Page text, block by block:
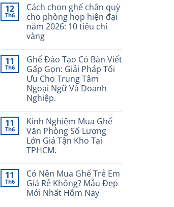
bình
luận
ở
Ghế
công
thái
người
mới:
Đừng
mua
theo
cảm
tính
muốn
“tiền
mất
tật
mang
12
Th6
Cách chọn ghế chân quỳ
cho phòng họp hiện đại
năm 2026: 10 tiêu chí
vàng
bình
luận
ở
Cách
chọn
ghế
chân
quỳ
phòng
họp
hiện
đại
năm
2026:
chí
vàng
11
Th6
Ghế Đào Tạo Có Bàn Viết
Gấp Gọn: Giải Pháp Tối
Ưu Cho Trung Tâm
Ngoại Ngữ Và Doanh
Nghiệp.
bình
luận
ở
Ghế
Đào
Tạo
Viết
Gấp
Gọn:
Giải
11
Th6
Kinh Nghiệm Mua Ghế
Văn Phòng Số Lượng
Lớn Giá Tận Kho Tại
TPHCM.
bình
luận
ở
Kinh
11
Th6
Có Nên Mua Ghế Trẻ Em
Giá Rẻ Không? Mẫu Đẹp
Mới Nhất Hôm Nay